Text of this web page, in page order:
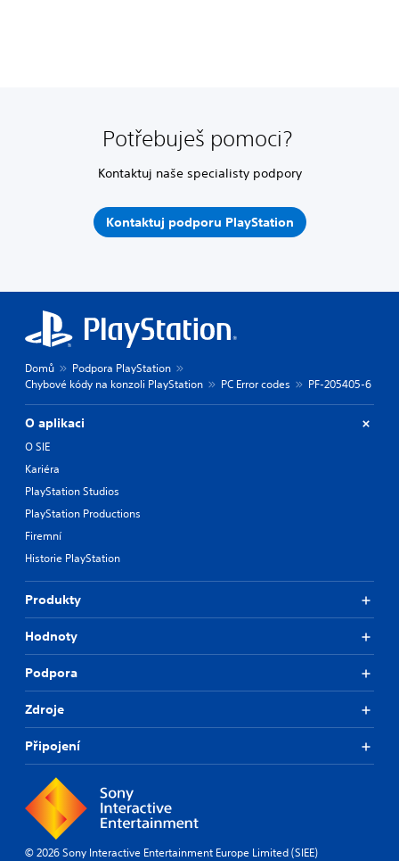
Potřebuješ pomoci?
Kontaktuj naše specialisty podpory
Kontaktuj podporu PlayStation
Domů
Podpora PlayStation
Chybové kódy na konzoli PlayStation
PC Error codes PF-205405-6
O aplikaci
O SIE
Kariéra
PlayStation Studios
PlayStation Productions
Firemní
Historie PlayStation
Produkty
Hodnoty
Podpora
Zdroje
Připojení
© 2026 Sony Interactive Entertainment Europe Limited (SIEE)